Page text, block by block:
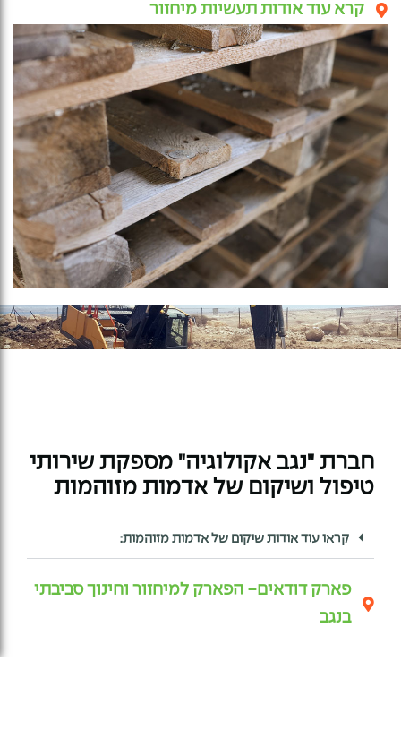
קרא עוד אודות תעשיות מיחזור
חברת "נגב אקולוגיה" מספקת שירותי
טיפול ושיקום של אדמות מזוהמות
קראו עוד אודות שיקום של אדמות מזוהמות:​
פארק דודאים- הפארק למיחזור וחינוך סביבתי
בנגב